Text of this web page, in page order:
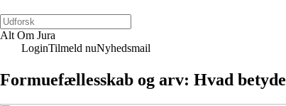
Alt Om Jura
LoginTilmeld nuNyhedsmail
Formuefællesskab og arv: Hvad